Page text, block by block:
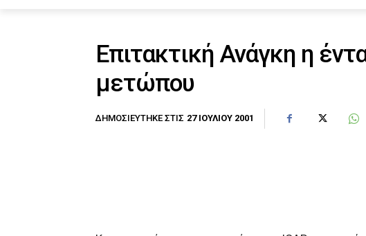
Επιτακτική Ανάγκη η
μετώπου
ΔΗΜΟΣΙΕΎΤΗΚΕ ΣΤΙΣ 27 ΙΟΥΛΊΟΥ 2001